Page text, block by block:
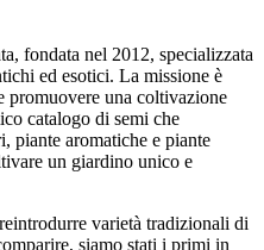
fondata nel 2012, specializzata
ed esotici. La missione è
promuovere una coltivazione
catalogo di semi che
piante aromatiche e piante
un giardino unico e
varietà tradizionali di
siamo stati i primi in